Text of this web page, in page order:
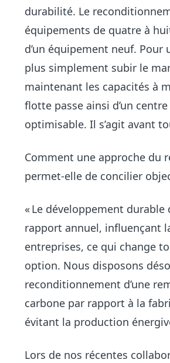
durabilité. Le
équipements de quatre à
d’un équipement neuf.
plus simplement subir le
maintenant les capacités à
flotte passe ainsi d’un
optimisable. Il s’agit avant
Comment une approche du
permet-elle de concilier
« Le développement durable
rapport annuel, influençant
entreprises, ce qui change
option. Nous disposons
reconditionnement d’une
carbone par rapport à la
évitant la production
Lors de nos récentes